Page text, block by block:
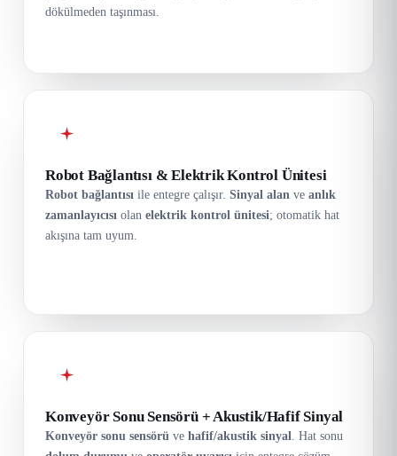
dökülmeden taşınması.
Robot Bağlantısı & Elektrik Kontrol Ünitesi
Robot bağlantısı ile entegre çalışır. Sinyal alan ve anlık
zamanlayıcısı olan elektrik kontrol ünitesi; otomatik hat
akışına tam uyum.
Konveyör Sonu Sensörü + Akustik/Hafif Sinyal
Konveyör sonu sensörü ve hafif/akustik sinyal. Hat sonu